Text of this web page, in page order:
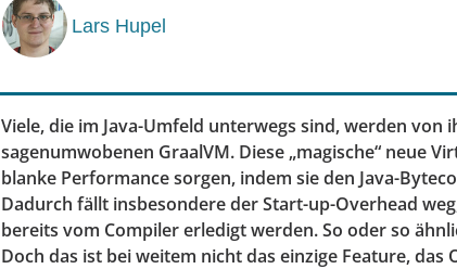
Lars Hupel
Viele, die im Java-Umfeld unterwegs sind, werden von
sagenumwobenen GraalVM. Diese „magische“ neue
blanke Performance sorgen, indem sie den Java-
Dadurch fällt insbesondere der Start-up-Overhead
bereits vom Compiler erledigt werden. So oder so
Doch das ist bei weitem nicht das einzige Feature, das